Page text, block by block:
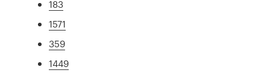
183
1571
359
1449